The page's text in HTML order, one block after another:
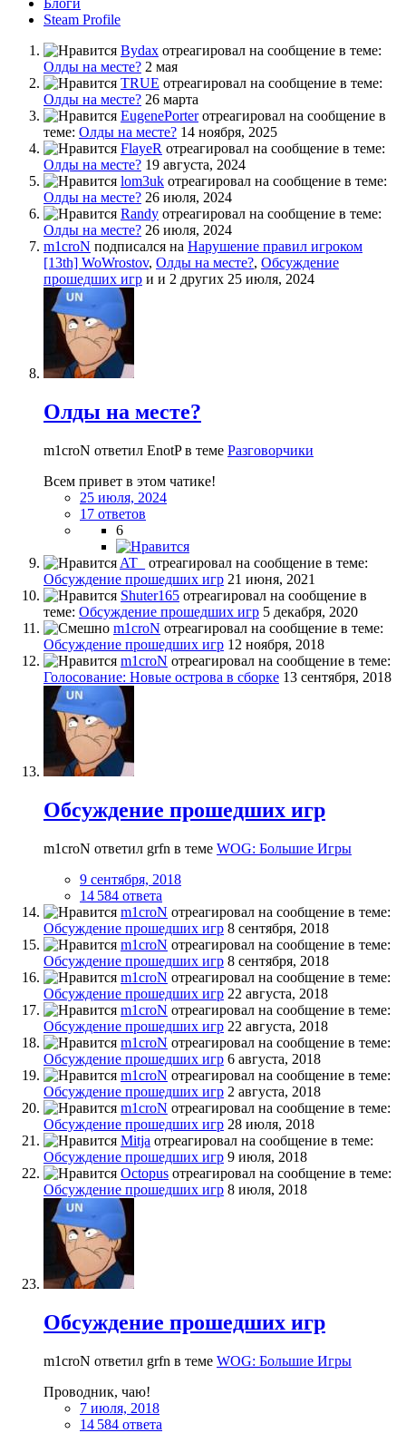
Блоги
Steam Profile
Bydax отреагировал на сообщение в теме:
Олды на месте? 2 мая
TRUE отреагировал на сообщение в теме:
Олды на месте? 26 марта
EugenePorterотреагировал на сообщение в
теме: Олды на месте? 14 ноября, 2025
FlayeR отреагировал на сообщение в теме:
Олды на месте? 19 августа, 2024
lom3uk отреагировал на сообщение в теме:
Олды на месте? 26 июля, 2024
Randy отреагировал на сообщение в теме:
Олды на месте? 26 июля, 2024
m1croN подписался на Нарушение правил игроком
[13th] WoWrostov, Олды на месте?, Обсуждение
прошедших игр и и 2 других 25 июля, 2024
Олды на месте?
m1croN ответил EnotP в теме Разговорчики
Всем привет в этом чатике!
25 июля, 2024
17 ответов
6
AT_
отреагировал на сообщение в теме:
Обсуждение прошедших игр 21 июня, 2021
Shuter165 отреагировал на сообщение в
теме: Обсуждение прошедших игр 5 декабря, 2020
m1croN отреагировал на сообщение в теме:
Обсуждение прошедших игр 12 ноября, 2018
m1croN отреагировал на сообщение в теме:
Голосование: Новые острова в сборке 13 сентября, 2018
Обсуждение прошедших игр
m1croN ответил grfn в теме WOG: Большие Игры
9 сентября, 2018
14 584 ответа
m1croN отреагировал на сообщение в теме:
Обсуждение прошедших игр 8 сентября, 2018
m1croN отреагировал на сообщение в теме:
Обсуждение прошедших игр 8 сентября, 2018
m1croN отреагировал на сообщение в теме:
Обсуждение прошедших игр 22 августа, 2018
m1croN отреагировал на сообщение в теме:
Обсуждение прошедших игр 22 августа, 2018
m1croN отреагировал на сообщение в теме:
Обсуждение прошедших игр 6 августа, 2018
m1croN отреагировал на сообщение в теме:
Обсуждение прошедших игр 2 августа, 2018
m1croN отреагировал на сообщение в теме:
Обсуждение прошедших игр 28 июля, 2018
Mitja отреагировал на сообщение в теме:
Обсуждение прошедших игр 9 июля, 2018
Octopus отреагировал на сообщение в теме:
Обсуждение прошедших игр 8 июля, 2018
Обсуждение прошедших игр
m1croN ответил grfn в теме WOG: Большие Игры
Проводник, чаю!
7 июля, 2018
14 584 ответа